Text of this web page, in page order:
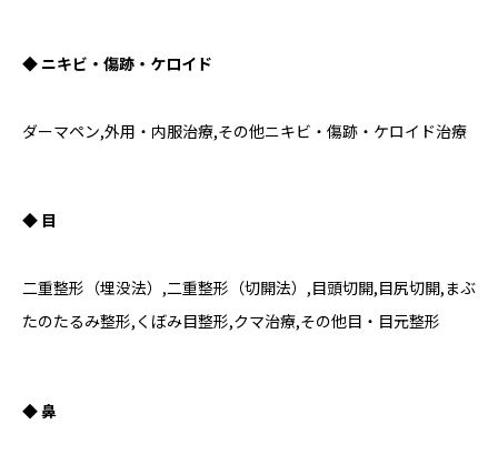
◆ ニキビ・傷跡・ケロイド
ダーマペン,外用・内服治療,その他ニキビ・傷跡・ケロイド治療
◆ 目
二重整形（埋没法）,二重整形（切開法）,目頭切開,目尻切開,まぶ
たのたるみ整形,くぼみ目整形,クマ治療,その他目・目元整形
◆ 鼻